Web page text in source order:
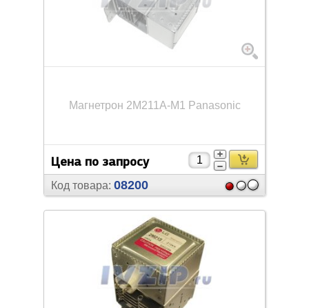
Магнетрон 2M211A-M1 Panasonic
Цена по запросу
Код товара: 08200